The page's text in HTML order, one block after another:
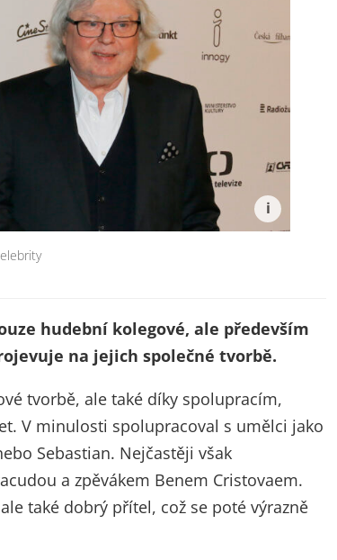
hudební kolegové, ale především
na jejich společné tvorbě.
tvorbě, ale také díky spolupracím,
V minulosti spolupracoval s umělci jako
Sebastian. Nejčastěji však
a zpěvákem Benem Cristovaem.
také dobrý přítel, což se poté výrazně